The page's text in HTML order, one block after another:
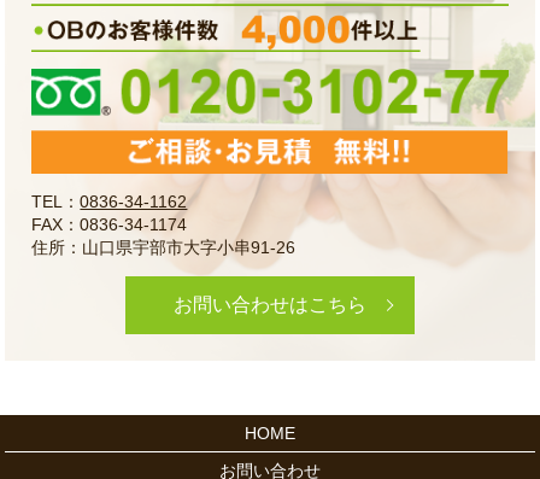
TEL：0836-34-1162
FAX：0836-34-1174
住所：山口県宇部市大字小串91-26
お問い合わせはこちら
HOME
お問い合わせ